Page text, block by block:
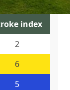
index
2
6
5